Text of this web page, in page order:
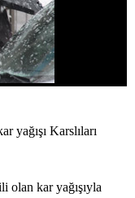
yağışı Karslıları
olan kar yağışıyla